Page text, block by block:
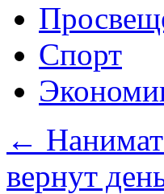
Спорт
←
вернут